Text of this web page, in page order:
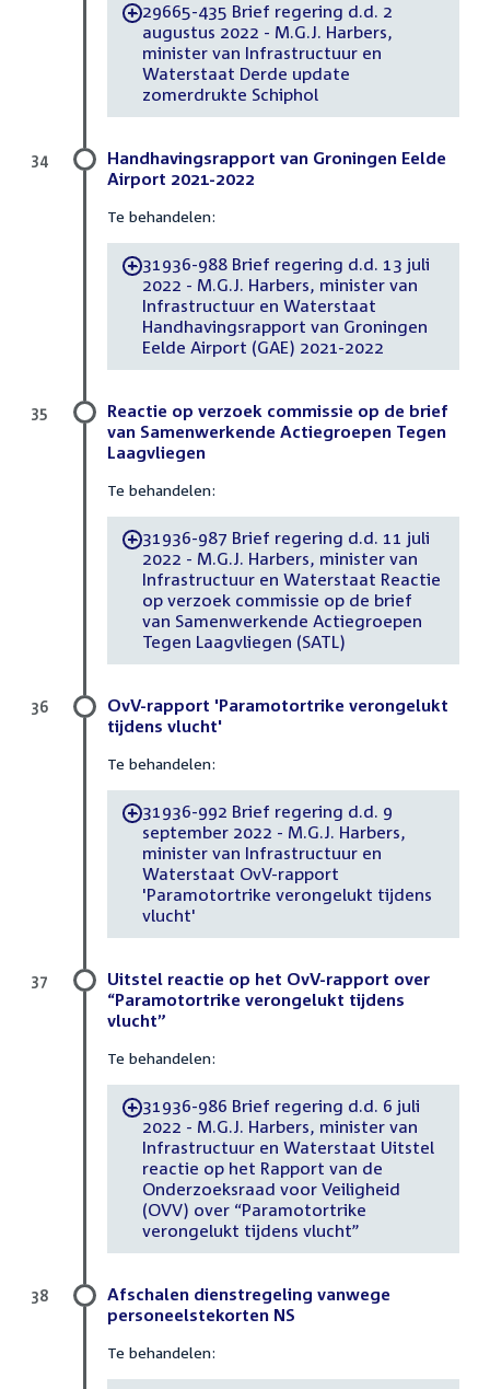
-29665-435 Brief regering d.d. 2
augustus 2022 - M.G.J. Harbers,
minister van Infrastructuur en
Waterstaat Derde update
zomerdrukte Schiphol
Handhavingsrapport van Groningen Eelde
Airport 2021-2022
Te behandelen:
-31936-988 Brief regering d.d. 13 juli
2022 - M.G.J. Harbers, minister van
Infrastructuur en Waterstaat
Handhavingsrapport van Groningen
Eelde Airport (GAE) 2021-2022
34
Reactie op verzoek commissie op de brief
van Samenwerkende Actiegroepen Tegen
Laagvliegen
Te behandelen:
-31936-987 Brief regering d.d. 11 juli
2022 - M.G.J. Harbers, minister van
Infrastructuur en Waterstaat Reactie
op verzoek commissie op de brief
van Samenwerkende Actiegroepen
Tegen Laagvliegen (SATL)
35
OvV-rapport 'Paramotortrike verongelukt
tijdens vlucht'
Te behandelen:
-31936-992 Brief regering d.d. 9
september 2022 - M.G.J. Harbers,
minister van Infrastructuur en
Waterstaat OvV-rapport
'Paramotortrike verongelukt tijdens
vlucht'
36
Uitstel reactie op het OvV-rapport over
“Paramotortrike verongelukt tijdens
vlucht”
Te behandelen:
-31936-986 Brief regering d.d. 6 juli
2022 - M.G.J. Harbers, minister van
Infrastructuur en Waterstaat Uitstel
reactie op het Rapport van de
Onderzoeksraad voor Veiligheid
(OVV) over “Paramotortrike
verongelukt tijdens vlucht”
37
Afschalen dienstregeling vanwege
personeelstekorten NS
Te behandelen:
38